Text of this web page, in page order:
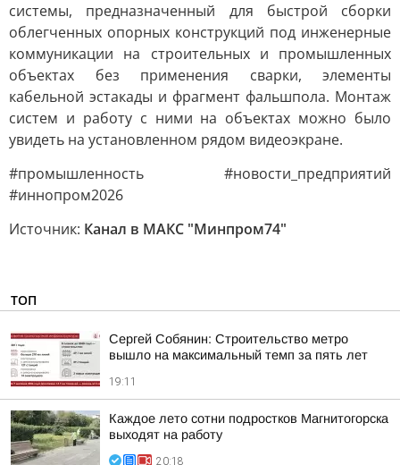
системы, предназначенный для быстрой сборки
облегченных опорных конструкций под инженерные
коммуникации на строительных и промышленных
объектах без применения сварки, элементы
кабельной эстакады и фрагмент фальшпола. Монтаж
систем и работу с ними на объектах можно было
увидеть на установленном рядом видеоэкране.
#промышленность #новости_предприятий
#иннопром2026
Источник: Канал в МАКС "Минпром74"
ТОП
Сергей Собянин: Строительство метро
вышло на максимальный темп за пять лет
19:11
Каждое лето сотни подростков Магнитогорска
выходят на работу
20:18